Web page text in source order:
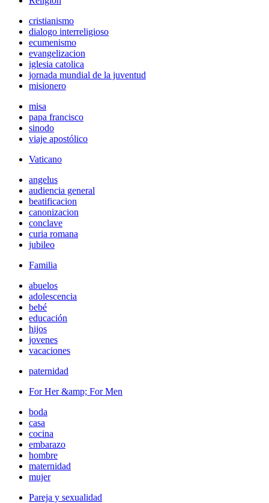
cristianismo
dialogo interreligioso
ecumenismo
evangelizacion
iglesia catolica
jornada mundial de la juventud
misionero
misa
papa francisco
sinodo
viaje apostólico
Vaticano
angelus
audiencia general
beatificacion
canonizacion
conclave
curia romana
jubileo
Familia
abuelos
adolescencia
bebé
educación
hijos
jovenes
vacaciones
paternidad
For Her &amp; For Men
boda
casa
cocina
embarazo
hombre
maternidad
mujer
Pareja y sexualidad